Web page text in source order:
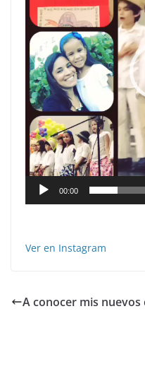
00:00
Ver en Instagram
A conocer mis